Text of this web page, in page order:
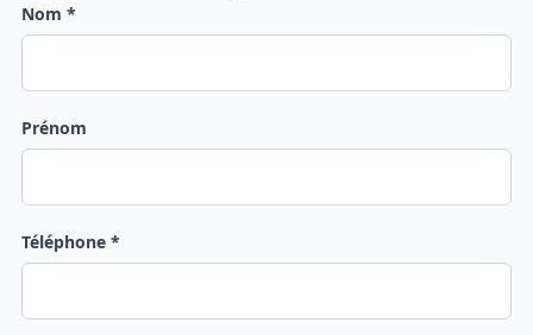
Nom *
Prénom
Téléphone *